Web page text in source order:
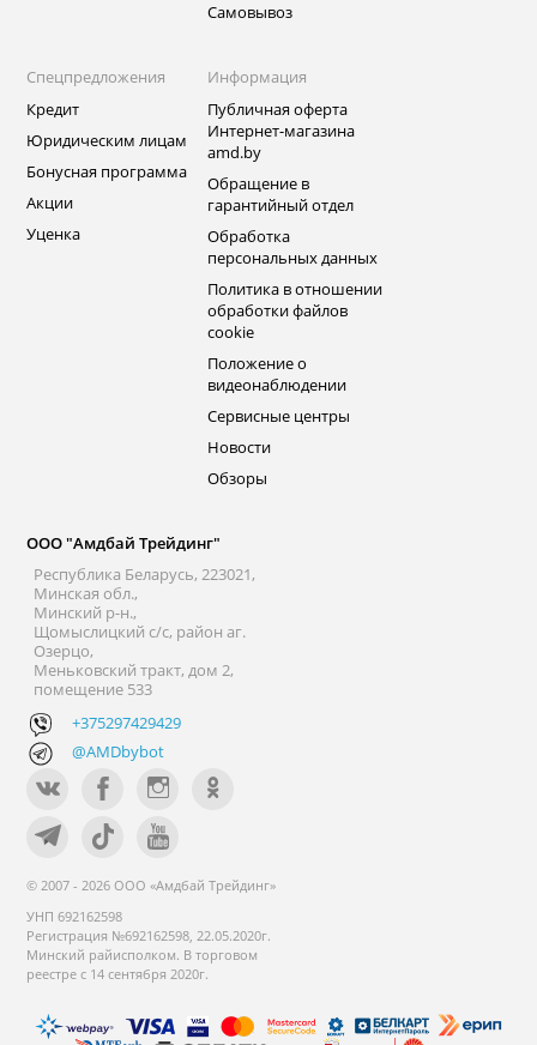
Самовывоз
Спецпредложения
Кредит
Юридическим лицам
Бонусная программа
Акции
Уценка
Информация
Публичная оферта
Интернет-магазина
amd.by
Обращение в
гарантийный отдел
Обработка
персональных данных
Политика в отношении
обработки файлов
cookie
Положение о
видеонаблюдении
Сервисные центры
Новости
Обзоры
ООО "Амдбай Трейдинг"
Республика Беларусь, 223021,
Минская обл.,
Минский р-н.,
Щомыслицкий с/с, район аг.
Озерцо,
Меньковский тракт, дом 2,
помещение 533
+375297429429
@AMDbybot
© 2007 - 2026 ООО «Амдбай Трейдинг»
УНП 692162598
Регистрация №692162598, 22.05.2020г.
Минский райисполком. В торговом
реестре с 14 сентября 2020г.